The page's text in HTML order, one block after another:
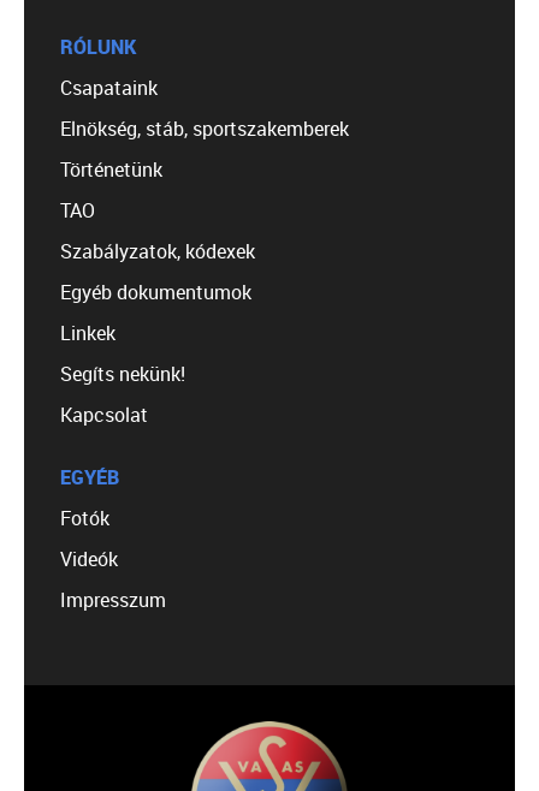
RÓLUNK
Csapataink
Elnökség, stáb, sportszakemberek
Történetünk
TAO
Szabályzatok, kódexek
Egyéb dokumentumok
Linkek
Segíts nekünk!
Kapcsolat
EGYÉB
Fotók
Videók
Impresszum